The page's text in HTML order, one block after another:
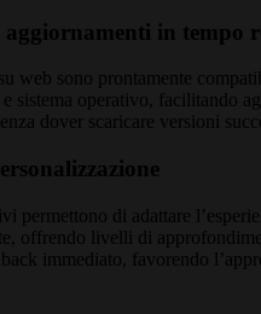
in tempo
web sono prontamente
sistema operativo, facilitando
dover scaricare versioni
permettono di adattare
offrendo livelli di
immediato, favorendo